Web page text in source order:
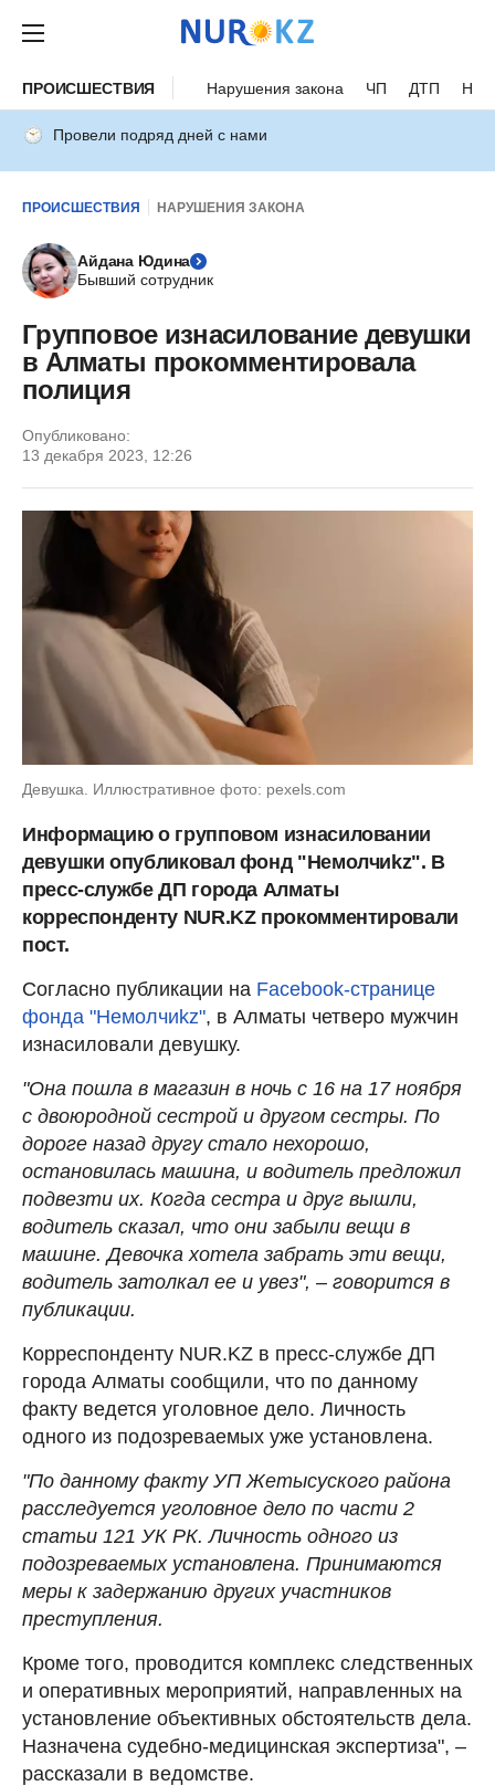
ПРОИСШЕСТВИЯ Нарушения закона ЧП ДТП
Провели подряд дней с нами
ПРОИСШЕСТВИЯ НАРУШЕНИЯ ЗАКОНА
Айдана Юдина
Бывший сотрудник
Групповое изнасилование девушки
в Алматы прокомментировала
полиция
Опубликовано:
13 декабря 2023, 12:26
Девушка. Иллюстративное фото: pexels.com
Информацию о групповом изнасиловании
девушки опубликовал фонд "Немолчиkz". В
пресс-службе ДП города Алматы
корреспонденту NUR.KZ прокомментировали
пост.
Согласно публикации на Facebook-странице
фонда "Немолчиkz", в Алматы четверо мужчин
изнасиловали девушку.
"Она пошла в магазин в ночь с 16 на 17 ноября
с двоюродной сестрой и другом сестры. По
дороге назад другу стало нехорошо,
остановилась машина, и водитель предложил
подвезти их. Когда сестра и друг вышли,
водитель сказал, что они забыли вещи в
машине. Девочка хотела забрать эти вещи,
водитель затолкал ее и увез", – говорится в
публикации.
Корреспонденту NUR.KZ в пресс-службе ДП
города Алматы сообщили, что по данному
факту ведется уголовное дело. Личность
одного из подозреваемых уже установлена.
"По данному факту УП Жетысуского района
расследуется уголовное дело по части 2
статьи 121 УК РК. Личность одного из
подозреваемых установлена. Принимаются
меры к задержанию других участников
преступления.
Кроме того, проводится комплекс следственных
и оперативных мероприятий, направленных на
установление объективных обстоятельств дела.
Назначена судебно-медицинская экспертиза", –
рассказали в ведомстве.